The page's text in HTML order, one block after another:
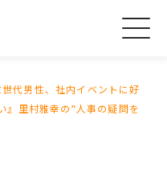
世代男性、社内イベントに好
』里村雅幸の”人事の疑問を